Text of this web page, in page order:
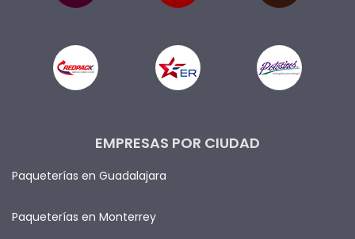
EMPRESAS POR CIUDAD
Paqueterías en Guadalajara
Paqueterías en Monterrey